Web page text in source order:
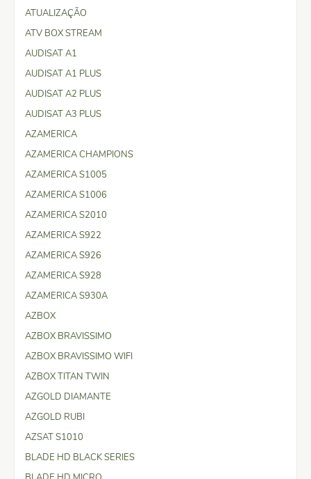
ATUALIZAÇÃO
ATV BOX STREAM
AUDISAT A1
AUDISAT A1 PLUS
AUDISAT A2 PLUS
AUDISAT A3 PLUS
AZAMERICA
AZAMERICA CHAMPIONS
AZAMERICA S1005
AZAMERICA S1006
AZAMERICA S2010
AZAMERICA S922
AZAMERICA S926
AZAMERICA S928
AZAMERICA S930A
AZBOX
AZBOX BRAVISSIMO
AZBOX BRAVISSIMO WIFI
AZBOX TITAN TWIN
AZGOLD DIAMANTE
AZGOLD RUBI
AZSAT S1010
BLADE HD BLACK SERIES